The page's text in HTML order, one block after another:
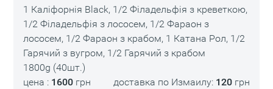
1 Каліфорнія Black, 1/2 Філадельфія з креветкою,
1/2 Філадельфія з лососем, 1/2 Фараон з
лососем, 1/2 Фараон з крабом, 1 Катана Рол, 1/2
Гарячий з вугром, 1/2 Гарячий з крабом
1800g (40шт.)
цена : 1600грн доставка по Измаилу: 120 грн